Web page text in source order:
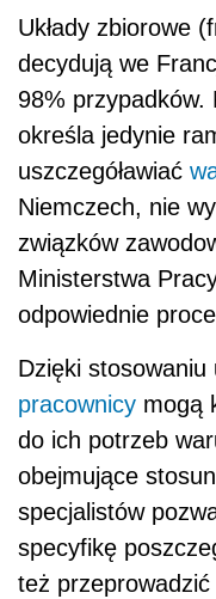
Układy zbiorowe
decydują we
98% przypadków.
określa jedynie
uszczegóławiać
Niemczech, nie
związków
Ministerstwa
odpowiednie
Dzięki stosowaniu
pracownicy mogą
do ich potrzeb
obejmujące
specjalistów
specyfikę
też